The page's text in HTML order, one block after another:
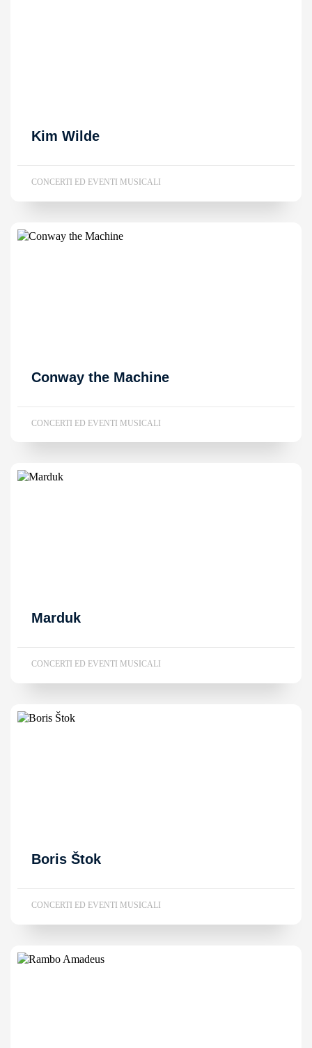
Kim Wilde
CONCERTI ED EVENTI MUSICALI
Conway the Machine
CONCERTI ED EVENTI MUSICALI
Marduk
CONCERTI ED EVENTI MUSICALI
Boris Štok
CONCERTI ED EVENTI MUSICALI